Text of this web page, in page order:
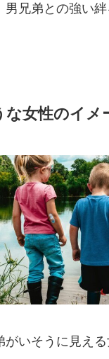
男兄弟との強い
な女性のイメ
がいそうに見え